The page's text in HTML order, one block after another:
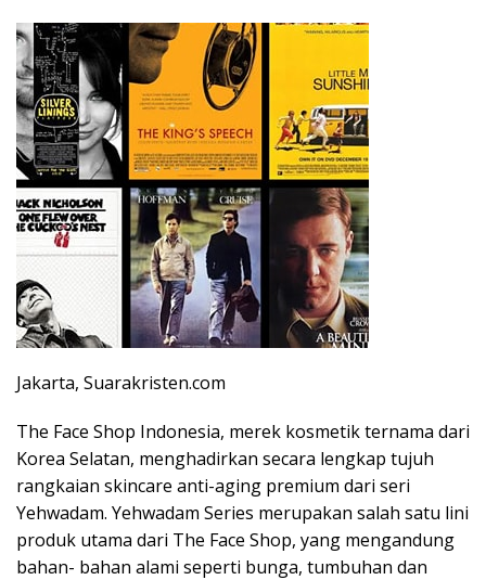
Jakarta, Suarakristen.com
The Face Shop Indonesia, merek kosmetik ternama dari
Korea Selatan, menghadirkan secara lengkap tujuh
rangkaian skincare anti-aging premium dari seri
Yehwadam. Yehwadam Series merupakan salah satu lini
produk utama dari The Face Shop, yang mengandung
bahan- bahan alami seperti bunga, tumbuhan dan